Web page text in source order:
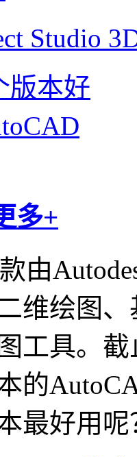
Studio
多+
由
维绘图
工具。
的
最好用呢